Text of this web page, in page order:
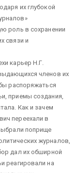
их глубокой
роль в сохранении
связи и
карьер Н.Г.
членов их
распоряжаться
приемы создания,
Как и зачем
переехали в
поприще
журналов,
дал их обширной
реагировали на